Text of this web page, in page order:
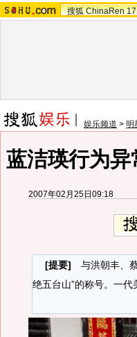
搜狐 ChinaRen
娱乐频道 > 明
蓝洁瑛行为
2007年02月25日09:18
[提要] 与洪朝丰、
绝五台山”的称号。一